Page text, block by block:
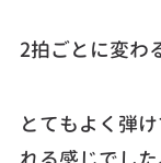
2拍ごとに変わ
とてもよく弾